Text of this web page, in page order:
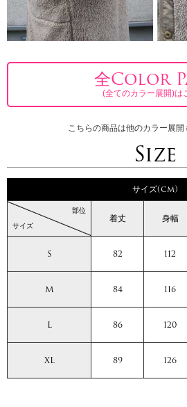
全Color
(全てのカラー展開)は
こちらの商品は他のカラー展開
Size
サイズ(cm)
サイズ
部位
着丈 身幅
S 82 112
M 84 116
L 86 120
XL 89 126